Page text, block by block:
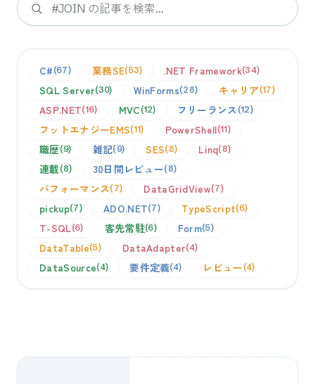
検索
C# 67 業務SE 53 .NET Framework 34
SQL Server 30 WinForms 28 キャリア 17
ASP.NET 16 MVC 12 フリーランス 12
フットエナジーEMS 11 PowerShell 11
職歴 9 雑記 9 SES 8 Linq 8
連載 8 30日間レビュー 8
パフォーマンス 7 DataGridView 7
pickup 7 ADO.NET 7 TypeScript 6
T-SQL 6 客先常駐 6 Form 5
DataTable 5 DataAdapter 4
DataSource 4 要件定義 4 レビュー 4